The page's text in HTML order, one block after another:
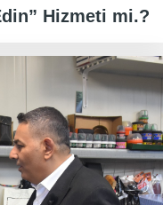
Hizmeti mi.?